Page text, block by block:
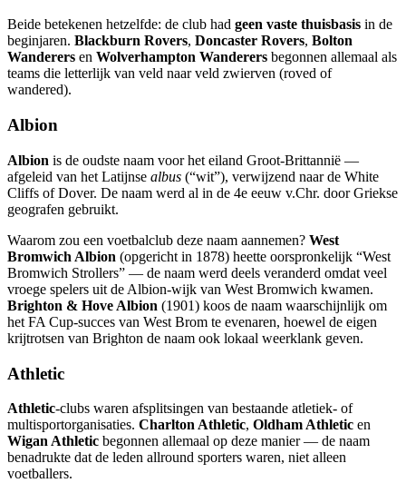
Beide betekenen hetzelfde: de club had geen vaste thuisbasis in de
beginjaren. Blackburn Rovers, Doncaster Rovers, Bolton
Wanderers en Wolverhampton Wanderers begonnen allemaal als
teams die letterlijk van veld naar veld zwierven (roved of
wandered).
Albion
Albion is de oudste naam voor het eiland Groot-Brittannië —
afgeleid van het Latijnse albus (“wit”), verwijzend naar de White
Cliffs of Dover. De naam werd al in de 4e eeuw v.Chr. door Griekse
geografen gebruikt.
Waarom zou een voetbalclub deze naam aannemen? West
Bromwich Albion (opgericht in 1878) heette oorspronkelijk “West
Bromwich Strollers” — de naam werd deels veranderd omdat veel
vroege spelers uit de Albion-wijk van West Bromwich kwamen.
Brighton & Hove Albion (1901) koos de naam waarschijnlijk om
het FA Cup-succes van West Brom te evenaren, hoewel de eigen
krijtrotsen van Brighton de naam ook lokaal weerklank geven.
Athletic
Athletic-clubs waren afsplitsingen van bestaande atletiek- of
multisportorganisaties. Charlton Athletic, Oldham Athletic en
Wigan Athletic begonnen allemaal op deze manier — de naam
benadrukte dat de leden allround sporters waren, niet alleen
voetballers.